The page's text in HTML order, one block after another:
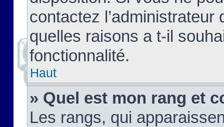
contactez
quelles raisons a t-il
fonctionnalité.
Haut
» Quel est mon rang et
Les rangs, qui